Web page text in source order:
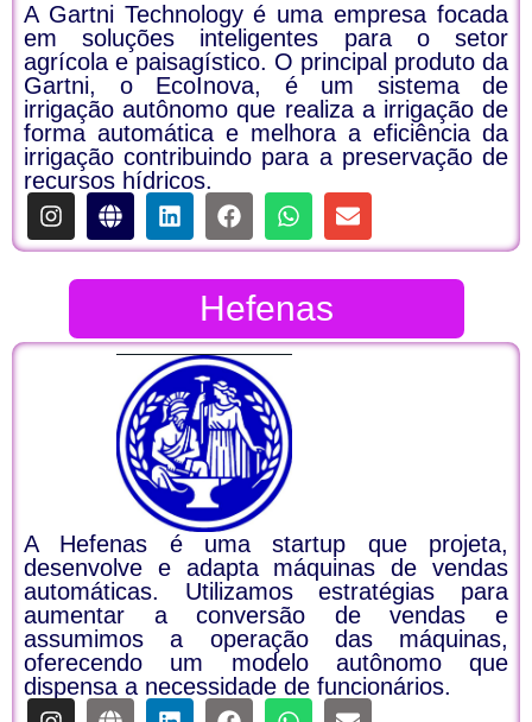
A Gartni Technology é uma empresa focada
em soluções inteligentes para o setor
agrícola e paisagístico. O principal produto da
Gartni, o EcoInova, é um sistema de
irrigação autônomo que realiza a irrigação de
forma automática e melhora a eficiência da
irrigação contribuindo para a preservação de
recursos hídricos.
Hefenas
A Hefenas é uma startup que projeta,
desenvolve e adapta máquinas de vendas
automáticas. Utilizamos estratégias para
aumentar a conversão de vendas e
assumimos a operação das máquinas,
oferecendo um modelo autônomo que
dispensa a necessidade de funcionários.